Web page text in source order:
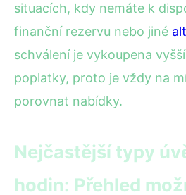
situacích, kdy nemáte k
finanční rezervu nebo jiné
schválení je vykoupena
poplatky, proto je vždy na
porovnat nabídky.
Nejčastější typy
hodin: Přehled